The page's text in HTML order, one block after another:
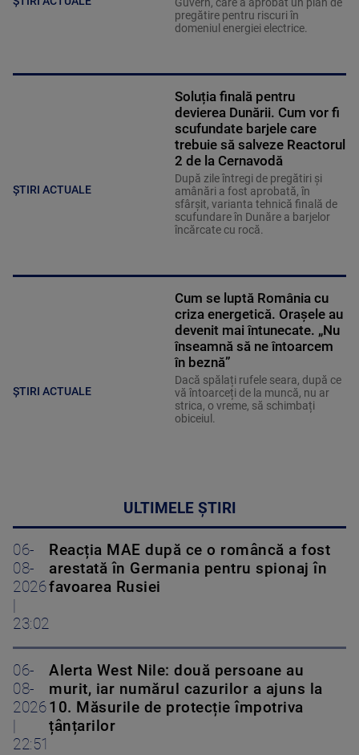
pregătire pentru riscuri în
domeniul energiei electrice.
ȘTIRI ACTUALE
Soluția finală pentru
devierea Dunării. Cum vor fi
scufundate barjele care
trebuie să salveze Reactorul
2 de la Cernavodă
După zile întregi de pregătiri și
amânări a fost aprobată, în
sfârșit, varianta tehnică finală de
scufundare în Dunăre a barjelor
încărcate cu rocă.
ȘTIRI ACTUALE
Cum se luptă România cu
criza energetică. Orașele au
devenit mai întunecate. „Nu
înseamnă să ne întoarcem
în beznă”
Dacă spălați rufele seara, după ce
vă întoarceți de la muncă, nu ar
strica, o vreme, să schimbați
obiceiul.
ULTIMELE ȘTIRI
06-
08-
2026
23:02
Reacția MAE după ce o româncă a fost
arestată în Germania pentru spionaj în
favoarea Rusiei
06-
08-
2026
22:51
Alerta West Nile: două persoane au
murit, iar numărul cazurilor a ajuns la
10. Măsurile de protecție împotriva
țânțarilor